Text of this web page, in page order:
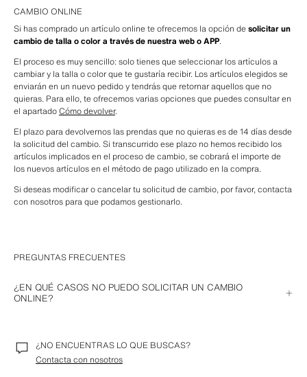
CAMBIO ONLINE
Si has comprado un artículo online te ofrecemos la opción de solicitar un
cambio de talla o color a través de nuestra web o APP.
El proceso es muy sencillo: solo tienes que seleccionar los artículos a
cambiar y la talla o color que te gustaría recibir. Los artículos elegidos se
enviarán en un nuevo pedido y tendrás que retornar aquellos que no
quieras. Para ello, te ofrecemos varias opciones que puedes consultar en
el apartado Cómo devolver.
El plazo para devolvernos las prendas que no quieras es de 14 días desde
la solicitud del cambio. Si transcurrido ese plazo no hemos recibido los
artículos implicados en el proceso de cambio, se cobrará el importe de
los nuevos artículos en el método de pago utilizado en la compra.
Si deseas modificar o cancelar tu solicitud de cambio, por favor, contacta
con nosotros para que podamos gestionarlo.
PREGUNTAS FRECUENTES
¿EN QUÉ CASOS NO PUEDO SOLICITAR UN CAMBIO
ONLINE?
tiendas para gestionarlo.
No tendrás la opción de cambio online para pedidos que hayan sido
¿NO ENCUENTRAS LO QUE BUSCAS?
Contacta con nosotros